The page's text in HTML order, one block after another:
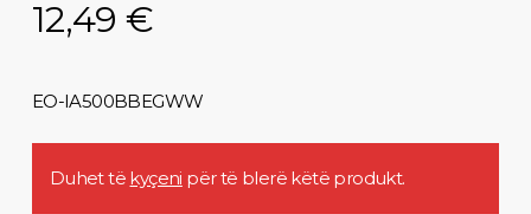
12,49€
EO-IA500BBEGWW
Duhet të kyçeni për të blerë këtë produkt.